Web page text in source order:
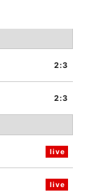
2:3
2:3
live
live